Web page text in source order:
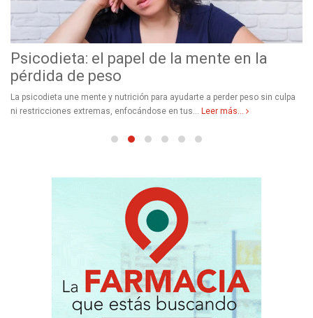
Psicodieta: el papel de la mente en la
pérdida de peso
La psicodieta une mente y nutrición para ayudarte a perder peso sin culpa
ni restricciones extremas, enfocándose en tus... Leer más...